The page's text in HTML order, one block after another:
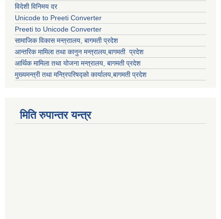
विदेशी विनिमय दर
Unicode to Preeti Converter
Preeti to Unicode Converter
सामाजिक विकास मन्त्राालय, बागमती प्रदेश
आन्तरिक मामिला तथा कानुन मन्त्रालय,बागमती प्रदेश
आर्थिक मामिला तथा योजना मन्त्रालय, बागमती प्रदेश
मुख्यमन्त्री तथा मन्त्रिपरिषद्को कार्यालय,बागमती प्रदेश
मिति रुपान्तर यन्त्र